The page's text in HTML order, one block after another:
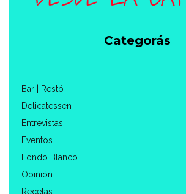
Categorás
Bar | Restó
Delicatessen
Entrevistas
Eventos
Fondo Blanco
Opinión
Recetas